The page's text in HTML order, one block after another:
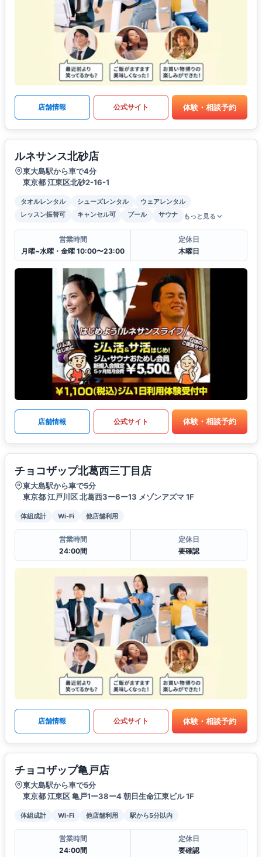
店舗情報 公式サイト 体験・相談予約
ルネサンス北砂店
東大島駅から車で4分
東京都 江東区北砂2-16-1
タオルレンタル シューズレンタル
ウェアレンタル
レッスン振替可
キャンセル可 プール サウナ もっと見る
営業時間
月曜~水曜・金曜 10:00〜23:00
定休日
木曜日
店舗情報 公式サイト 体験・相談予約
チョコザップ北葛西三丁目店
東大島駅から車で5分
東京都 江戸川区 北葛西3ー6ー13 メゾンアズマ 1F
体組成計 Wi-Fi 他店舗利用
営業時間
24:00間
定休日
要確認
店舗情報 公式サイト 体験・相談予約
チョコザップ亀戸店
東大島駅から車で5分
東京都 江東区 亀戸1ー38ー4 朝日生命江東ビル 1F
体組成計 Wi-Fi 他店舗利用 駅から5分以内
営業時間
24:00間
定休日
要確認